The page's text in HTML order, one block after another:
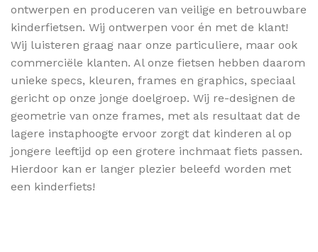
ontwerpen en produceren van veilige en betrouwbare
kinderfietsen. Wij ontwerpen voor én met de klant!
Wij luisteren graag naar onze particuliere, maar ook
commerciële klanten. Al onze fietsen hebben daarom
unieke specs, kleuren, frames en graphics, speciaal
gericht op onze jonge doelgroep. Wij re-designen de
geometrie van onze frames, met als resultaat dat de
lagere instaphoogte ervoor zorgt dat kinderen al op
jongere leeftijd op een grotere inchmaat fiets passen.
Hierdoor kan er langer plezier beleefd worden met
een kinderfiets!